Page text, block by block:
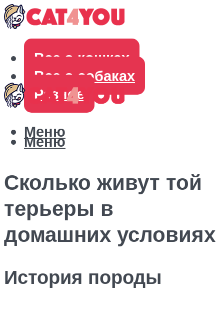
Все о кошках
Все о собаках
Разное
Меню
Меню
Сколько живут той
терьеры в
домашних условиях
История породы